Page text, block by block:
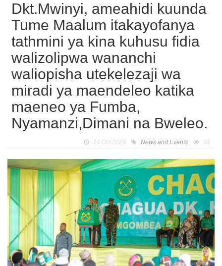
Dkt.Mwinyi, ameahidi kuunda
Tume Maalum itakayofanya
tathmini ya kina kuhusu fidia
walizolipwa wananchi
waliopisha utekelezaji wa
miradi ya maendeleo katika
maeneo ya Fumba,
Nyamanzi,Dimani na Bweleo.
14 Oct 2025 News and Events 86